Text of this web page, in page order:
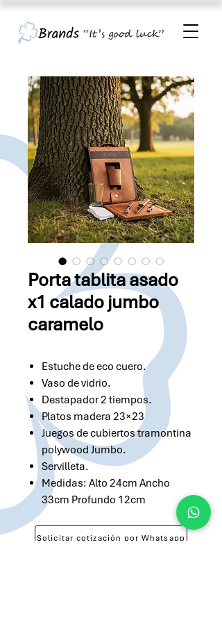
Porta tablita asado
x1 calado jumbo
caramelo
Estuche de eco cuero.
Vaso de vidrio.
Destapador 2 tiempos.
Platos madera 23×23
Juegos de cubiertos tramontina
polywood Jumbo.
Servilleta.
Medidas: Alto 24cm Ancho
33cm Profundo 12cm
Solicitar cotización por Whatsapp